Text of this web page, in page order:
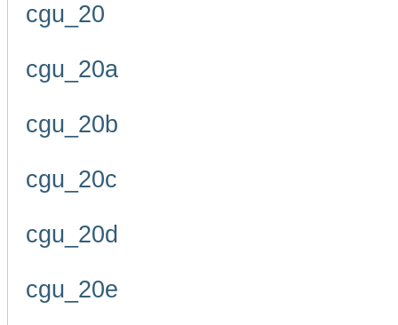
cgu_20
cgu_20a
cgu_20b
cgu_20c
cgu_20d
cgu_20e